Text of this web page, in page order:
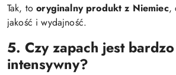
Tak, tooryginalny produkt z Niemiec,
jakość i wydajność.
5. Czy zapach jest bardzo
intensywny?